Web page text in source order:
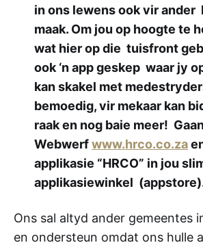
in ons lewens ook vir ander
maak. Om jou op hoogte te
wat hier op die tuisfront
ook ‘n app geskep waar jy
kan skakel met
bemoedig, vir mekaar kan
raak en nog baie meer!
Webwerfwww.hrco.co.za
applikasie “HRCO” in jou
applikasiewinkel
Ons sal altyd ander gemeentes
en ondersteun omdat ons hulle